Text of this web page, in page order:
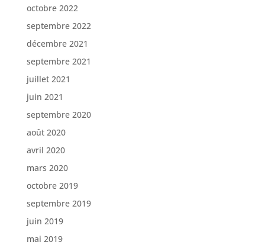
octobre 2022
septembre 2022
décembre 2021
septembre 2021
juillet 2021
juin 2021
septembre 2020
août 2020
avril 2020
mars 2020
octobre 2019
septembre 2019
juin 2019
mai 2019